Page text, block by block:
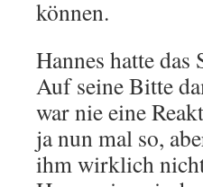
können.
Hannes hatte
Auf seine Bitte
war nie eine
ja nun mal so,
ihm wirklich